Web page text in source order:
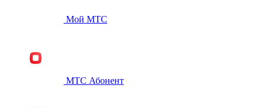
Мой МТС
МТС Абонент